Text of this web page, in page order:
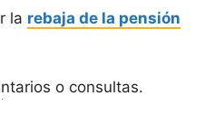
la rebaja de la pensión
o consultas.